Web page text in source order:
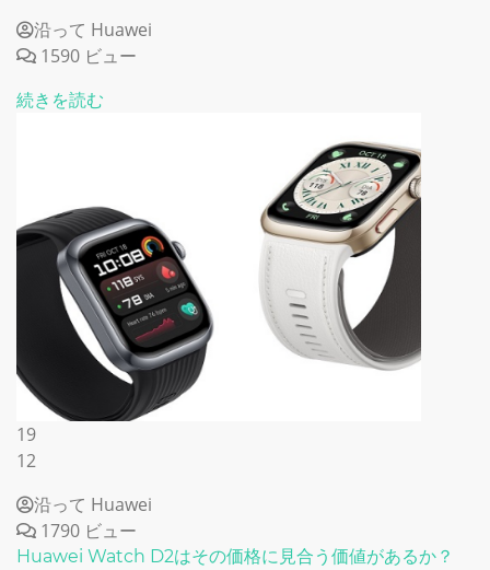
沿って Huawei
1590 ビュー
続きを読む
19
12
沿って Huawei
1790 ビュー
Huawei Watch D2はその価格に見合う価値があるか？